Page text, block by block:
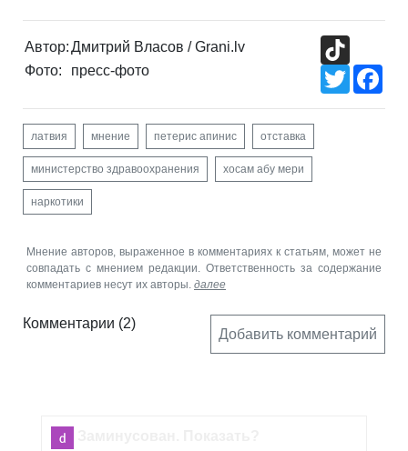
Автор:Дмитрий Власов / Grani.lv
Фото:
пресс-фото
Twitter
латвия мнение петерис апинис отставка
министерство здравоохранения хосам абу мери
наркотики
Мнение авторов, выраженное в комментариях к статьям, может не
совпадать с мнением редакции. Ответственность за содержание
комментариев несут их авторы. далее
Комментарии (2)
Добавить комментарий